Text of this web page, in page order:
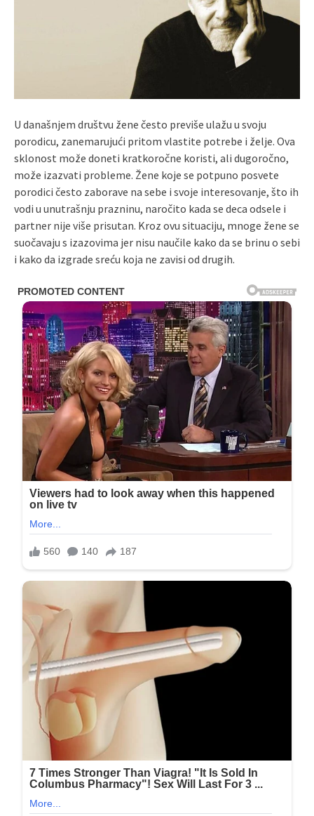
U današnjem društvu žene često previše ulažu u svoju
porodicu, zanemarujući pritom vlastite potrebe i želje. Ova
sklonost može doneti kratkoročne koristi, ali dugoročno,
može izazvati probleme. Žene koje se potpuno posvete
porodici često zaborave na sebe i svoje interesovanje, što ih
vodi u unutrašnju prazninu, naročito kada se deca odsele i
partner nije više prisutan. Kroz ovu situaciju, mnoge žene se
suočavaju s izazovima jer nisu naučile kako da se brinu o sebi
i kako da izgrade sreću koja ne zavisi od drugih.